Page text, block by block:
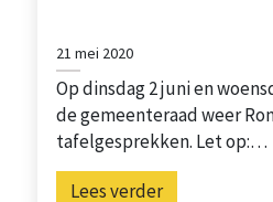
21 mei 2020
Op dinsdag 2 juni en
de gemeenteraad weer
tafelgesprekken. Let op:…
Lees verder